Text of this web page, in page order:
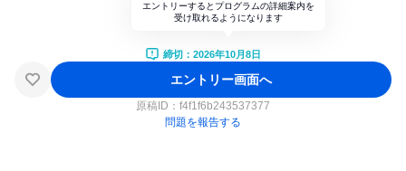
エントリーするとプログラムの詳細案内を
受け取れるようになります
締切：2026年10月8日
エントリー画面へ
原稿ID： f4f1f6b243537377
問題を報告する